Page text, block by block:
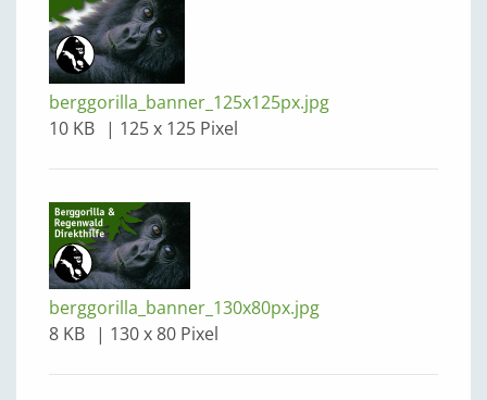
berggorilla_banner_125x125px.jpg
10 KB
125 x 125 Pixel
berggorilla_banner_130x80px.jpg
8 KB
130 x 80 Pixel